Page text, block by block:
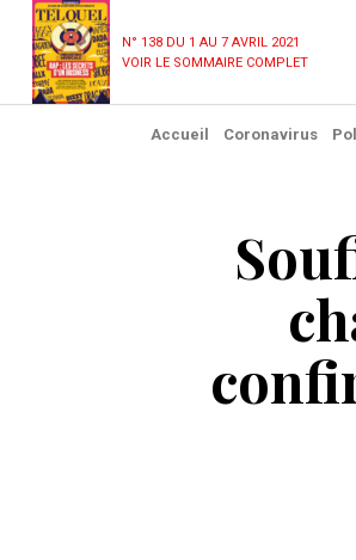
N° 138 DU 1 AU 7 AVRIL 2021
VOIR LE SOMMAIRE COMPLET
Accueil Coronavirus